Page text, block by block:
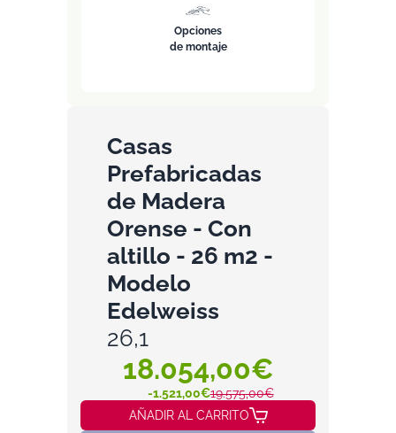
Opciones
de montaje
Casas
Prefabricadas
de Madera
Orense - Con
altillo - 26 m2 -
Modelo
Edelweiss
26,1
18.054,00€
-1.521,00€19.575,00€
AÑADIR AL CARRITO